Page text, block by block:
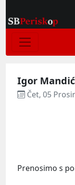
Igor
Čet, 05
Prenosimo s